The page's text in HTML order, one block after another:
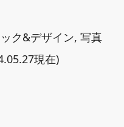
ク&デザイン, 写真
現在)